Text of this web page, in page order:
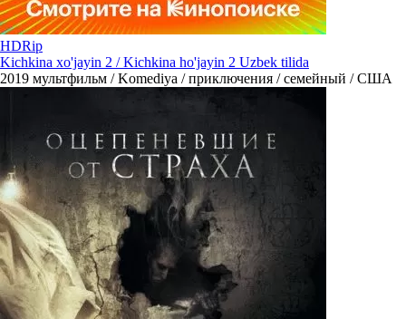
HDRip
Kichkina xo'jayin 2 / Kichkina ho'jayin 2 Uzbek tilida
2019 мультфильм / Komediya / приключения / семейный / США